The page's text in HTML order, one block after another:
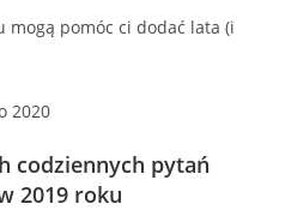
mogą pomóc ci dodać lata (i
2020
codziennych pytań
2019 roku